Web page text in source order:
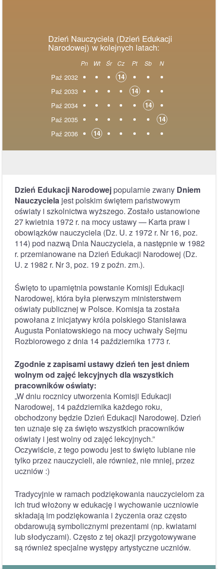
Dzień Nauczyciela (Dzień Edukacji
Narodowej) w kolejnych latach:
Pn Wt Śr Cz Pt Sb N
Paź 2032
14
Paź 2033
14
Paź 2034
14
Paź 2035
14
Paź 2036
14
Dzień Edukacji Narodowej popularnie zwany Dniem
Nauczyciela jest polskim świętem państwowym
oświaty i szkolnictwa wyższego. Zostało ustanowione
27 kwietnia 1972 r. na mocy ustawy — Karta praw i
obowiązków nauczyciela (Dz. U. z 1972 r. Nr 16, poz.
114) pod nazwą Dnia Nauczyciela, a następnie w 1982
r. przemianowane na Dzień Edukacji Narodowej (Dz.
U. z 1982 r. Nr 3, poz. 19 z poźn. zm.).
Święto to upamiętnia powstanie Komisji Edukacji
Narodowej, która była pierwszym ministerstwem
oświaty publicznej w Polsce. Komisja ta została
powołana z inicjatywy króla polskiego Stanisława
Augusta Poniatowskiego na mocy uchwały Sejmu
Rozbiorowego z dnia 14 października 1773 r.
Zgodnie z zapisami ustawy dzień ten jest dniem
wolnym od zajęć lekcyjnych dla wszystkich
pracowników oświaty:
„W dniu rocznicy utworzenia Komisji Edukacji
Narodowej, 14 października każdego roku,
obchodzony będzie Dzień Edukacji Narodowej. Dzień
ten uznaje się za święto wszystkich pracowników
oświaty i jest wolny od zajęć lekcyjnych.”
Oczywiście, z tego powodu jest to święto lubiane nie
tylko przez nauczycieli, ale również, nie mniej, przez
uczniów :)
Tradycyjnie w ramach podziękowania nauczycielom za
ich trud włożony w edukację i wychowanie uczniowie
składają im podziękowania i życzenia oraz często
obdarowują symbolicznymi prezentami (np. kwiatami
lub słodyczami). Często z tej okazji przygotowywane
są również specjalne występy artystyczne uczniów.